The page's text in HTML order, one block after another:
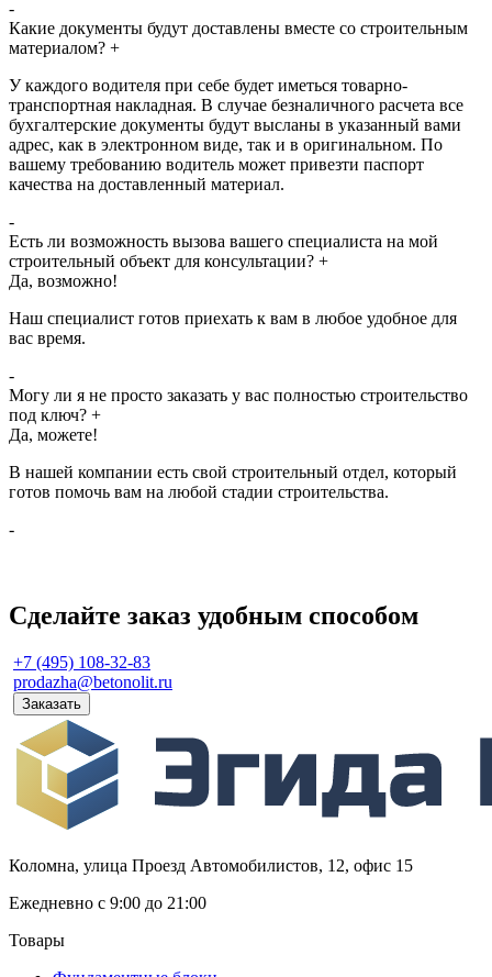
-
Какие документы будут доставлены вместе со строительным
материалом? +
У каждого водителя при себе будет иметься товарно-
транспортная накладная. В случае безналичного расчета все
бухгалтерские документы будут высланы в указанный вами
адрес, как в электронном виде, так и в оригинальном. По
вашему требованию водитель может привезти паспорт
качества на доставленный материал.
-
Есть ли возможность вызова вашего специалиста на мой
строительный объект для консультации? +
Да, возможно!
Наш специалист готов приехать к вам в любое удобное для
вас время.
-
Могу ли я не просто заказать у вас полностью строительство
под ключ? +
Да, можете!
В нашей компании есть свой строительный отдел, который
готов помочь вам на любой стадии строительства.
-
Сделайте заказ удобным способом
+7 (495) 108-32-83
prodazha@betonolit.ru
Заказать
Коломна, улица Проезд Автомобилистов, 12, офис 15
Ежедневно с 9:00 до 21:00
Товары